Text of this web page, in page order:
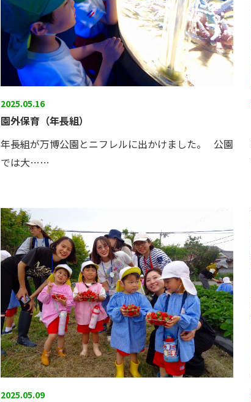
2025.05.16
園外保育（年長組）
年長組が万博公園とニフレルに出かけました。 公園
では大……
2025.05.09